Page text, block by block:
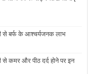
से बर्फ के आश्चर्यजनक लाभ
से कमर और पीठ दर्द होने पर इन